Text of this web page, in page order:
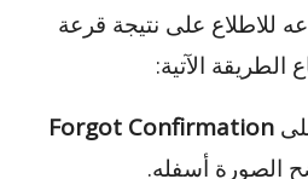
للاطلاع على نتيجة قرعة
Forgot Confirmation
الصورة أسفله.